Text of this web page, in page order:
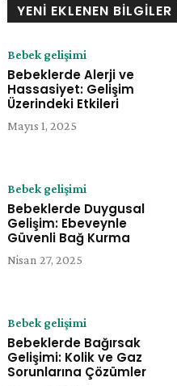
YENI EKLENEN BILGILER
Bebek gelişimi
Bebeklerde Alerji ve
Hassasiyet: Gelişim
Üzerindeki Etkileri
Mayıs 1, 2025
Bebek gelişimi
Bebeklerde Duygusal
Gelişim: Ebeveynle
Güvenli Bağ Kurma
Nisan 27, 2025
Bebek gelişimi
Bebeklerde Bağırsak
Gelişimi: Kolik ve Gaz
Sorunlarına Çözümler